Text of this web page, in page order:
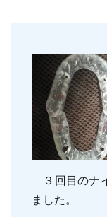
歯周病の治療
予防歯科
小児のむし歯予防
小児の筋機能療法
訪問口腔ケア
地図・診療時間
３回目のナ
ました。